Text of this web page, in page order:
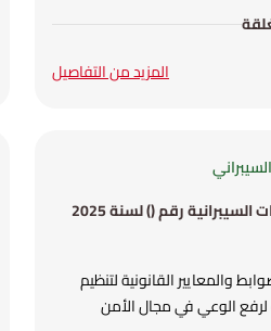
المزيد من التفاصيل
رقم () لسنة 2025
والمعايير القانونية لتنظيم
لرفع الوعي في مجال الأمن